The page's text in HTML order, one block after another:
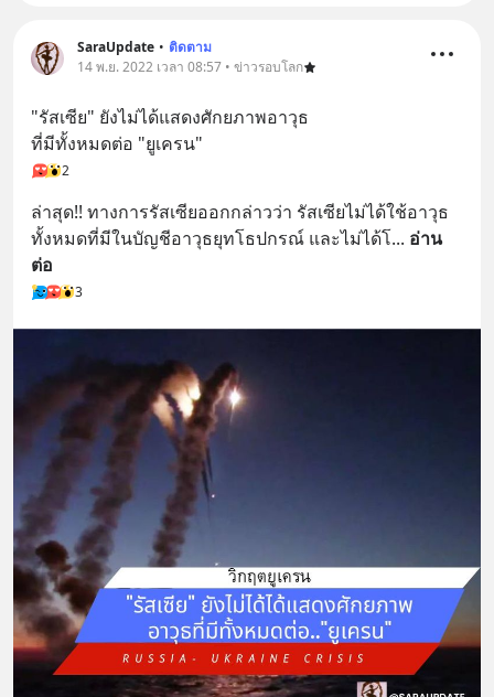
SaraUpdate • ติดตาม
14 พ.ย. 2022 เวลา 08:57 • ข่าวรอบโลก
"รัสเซีย" ยังไม่ได้แสดงศักยภาพอาวุธ
ที่มีทั้งหมดต่อ "ยูเครน"
2
ล่าสุด!! ทางการรัสเซียออกกล่าวว่า รัสเซียไม่ได้ใช้อาวุธ
ทั้งหมดที่มีในบัญชีอาวุธยุทโธปกรณ์ และไม่ได้โ... อ่าน
ต่อ
3